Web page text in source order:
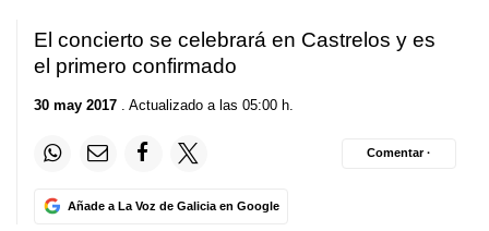
El concierto se celebrará en Castrelos y es
el primero confirmado
30 may 2017 . Actualizado a las 05:00 h.
Añade a La Voz de Galicia en Google
Comentar ·